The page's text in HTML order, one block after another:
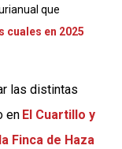
que
cuales en 2025
las distintas
en El Cuartillo y
Finca de Haza